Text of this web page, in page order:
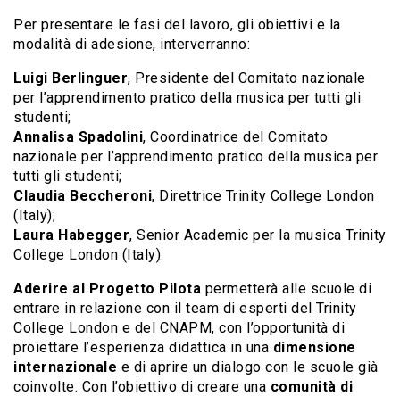
Per presentare le fasi del lavoro, gli obiettivi e la
modalità di adesione, interverranno:
Luigi Berlinguer, Presidente del Comitato nazionale
per l’apprendimento pratico della musica per tutti gli
studenti;
Annalisa Spadolini, Coordinatrice del Comitato
nazionale per l’apprendimento pratico della musica per
tutti gli studenti;
Claudia Beccheroni, Direttrice Trinity College London
(Italy);
Laura Habegger, Senior Academic per la musica Trinity
College London (Italy).
Aderire al Progetto Pilota permetterà alle scuole di
entrare in relazione con il team di esperti del Trinity
College London e del CNAPM, con l’opportunità di
proiettare l’esperienza didattica in una dimensione
internazionale e di aprire un dialogo con le scuole già
coinvolte. Con l’obiettivo di creare una comunità di